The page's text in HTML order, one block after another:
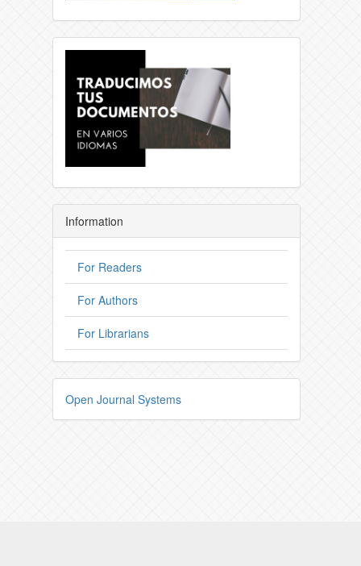
Information
For Readers
For Authors
For Librarians
Open Journal Systems